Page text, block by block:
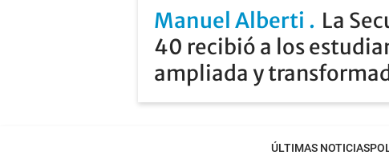
Manuel Alberti
La
40 recibió a los
ampliada y
ÚLTIMAS NOTICIAS